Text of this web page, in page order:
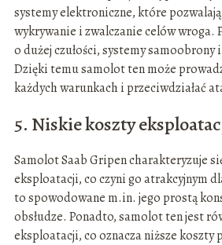
systemy elektroniczne, które
wykrywanie i zwalczanie celów wroga.
o dużej czułości, systemy
Dzięki temu samolot ten może
każdych warunkach i przeciwdziałać
5. Niskie koszty
Samolot Saab Gripen charakteryzuje
eksploatacji, co czyni go atrakcyjnym
to spowodowane m.in. jego prostą
obsłudze. Ponadto, samolot ten jest
eksploatacji, co oznacza niższe koszty